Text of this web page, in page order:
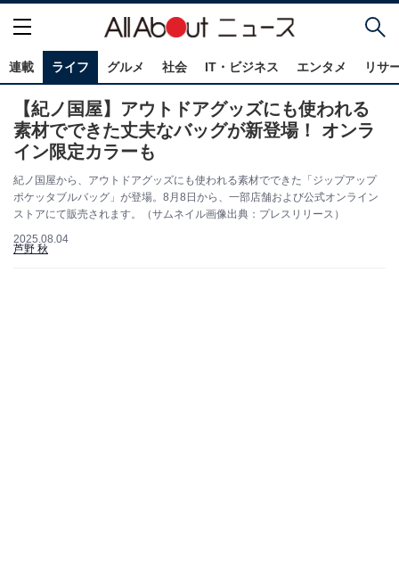
連載 ライフ グルメ 社会 IT・ビジネス エンタメ リサ
【紀ノ国屋】アウトドアグッズにも使われる
素材でできた丈夫なバッグが新登場！ オンラ
イン限定カラーも
紀ノ国屋から、アウトドアグッズにも使われる素材でできた「ジップアップ
ポケッタブルバッグ」が登場。8月8日から、一部店舗および公式オンライン
ストアにて販売されます。（サムネイル画像出典：プレスリリース）
2025.08.04
芦野 秋